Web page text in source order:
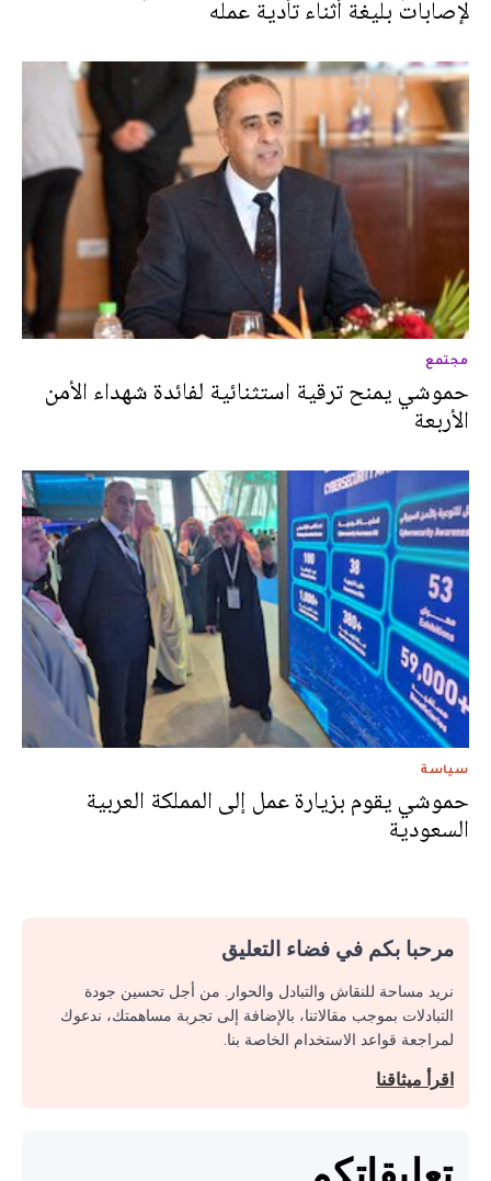
لإصابات بليغة أثناء تأدية عمله
مجتمع
حموشي يمنح ترقية استثنائية لفائدة شهداء الأمن
الأربعة
سياسة
حموشي يقوم بزيارة عمل إلى المملكة العربية
السعودية
مرحبا بكم في فضاء التعليق
نريد مساحة للنقاش والتبادل والحوار. من أجل تحسين جودة
التبادلات بموجب مقالاتنا، بالإضافة إلى تجربة مساهمتك، ندعوك
لمراجعة قواعد الاستخدام الخاصة بنا.
اقرأ ميثاقنا